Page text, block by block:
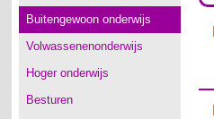
Buitengewoon onderwijs
Volwassenenonderwijs
Hoger onderwijs
Besturen